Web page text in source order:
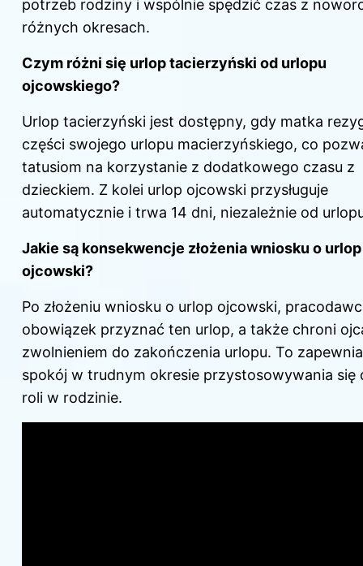
potrzeb rodziny i wspólnie spędzić czas z
różnych okresach.
Czym różni się urlop tacierzyński od urlopu
ojcowskiego?
Urlop tacierzyński jest dostępny, gdy matka
części swojego urlopu macierzyńskiego, co
tatusiom na korzystanie z dodatkowego czasu z
dzieckiem. Z kolei urlop ojcowski przysługuje
automatycznie i trwa 14 dni, niezależnie od
Jakie są konsekwencje złożenia wniosku o urlop
ojcowski?
Po złożeniu wniosku o urlop ojcowski,
obowiązek przyznać ten urlop, a także chroni
zwolnieniem do zakończenia urlopu. To
spokój w trudnym okresie przystosowywania się
roli w rodzinie.